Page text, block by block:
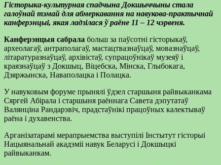
Гісторыка-культурная спадчына Докшыччыны стала
галоўнай тэмай для абмеркавання на навукова-практычнай
канферэнцыі, якая ладзілася ў раёне 11 – 12 чэрвеня.
Канферэнцыя сабрала больш за паўсотні гісторыкаў,
археолагаў, антраполагаў, мастацтвазнаўцаў, мовазнаўцаў,
літаратуразнаўцаў, архівістаў, супрацоўнікаў музеяў і
краязнаўцаў з Докшыц, Віцебска, Мінска, Глыбокага,
Дзяржынска, Наваполацка і Полацка.
У навуковым форуме прынялі ўдзел старшыня райвыканкама
Сяргей Абірала і старшыня раённага Савета дэпутатаў
Валянціна Рандарэвіч, прадстаўнікі працоўных калектываў
раёна і духавенства.
Арганізатарамі мерапрыемства выступілі Інстытут гісторыі
Нацыянальнай акадэміі навук Беларусі і Докшыцкі
райвыканкам.